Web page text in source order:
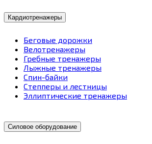
Кардиотренажеры
Беговые дорожки
Велотренажеры
Гребные тренажеры
Лыжные тренажеры
Спин-байки
Степперы и лестницы
Эллиптические тренажеры
Силовое оборудование